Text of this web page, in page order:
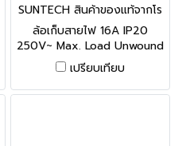
SUNTECH สินค้าของแท้จากโร
งงานผู้ผลิต AD2520
ล้อเก็บสายไฟ 16A IP20
250V~ Max. Load Unwound
3600W / Wound 2200W
อุปกรณ์ป้องกันกระแสไฟฟ้าเกิน
ได้มาตรฐาน IEC60934
เปรียบเทียบ